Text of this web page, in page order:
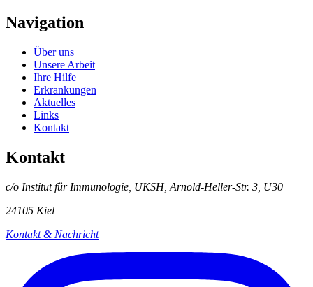
Navigation
Über uns
Unsere Arbeit
Ihre Hilfe
Erkrankungen
Aktuelles
Links
Kontakt
Kontakt
c/o Institut für Immunologie, UKSH, Arnold-Heller-Str. 3, U30
24105 Kiel
Kontakt & Nachricht